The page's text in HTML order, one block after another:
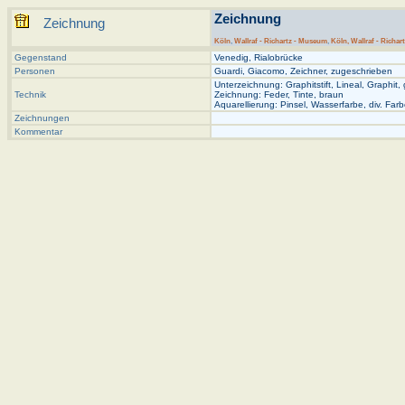
Zeichnung Zeichnung
Köln, Wallraf - Richartz - Museum, Köln, Wallraf -
Gegenstand
Venedig, Rialobrücke
Personen
Guardi, Giacomo, Zeichner, zugeschrieben
Technik
Unterzeichnung: Graphitstift, Lineal, Graphit,
Zeichnung: Feder, Tinte, braun
Aquarellierung: Pinsel, Wasserfarbe, div.
Zeichnungen
Kommentar